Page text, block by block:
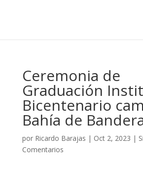
Ceremonia de
Graduación
Bicentenario
Bahía de
por Ricardo Barajas | Oct 2, 2023 |
Comentarios